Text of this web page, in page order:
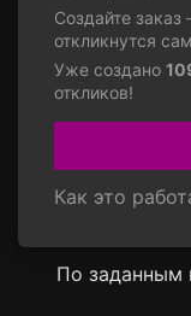
Создайте
откликнутся
Уже создано
откликов!
Как это
По заданным